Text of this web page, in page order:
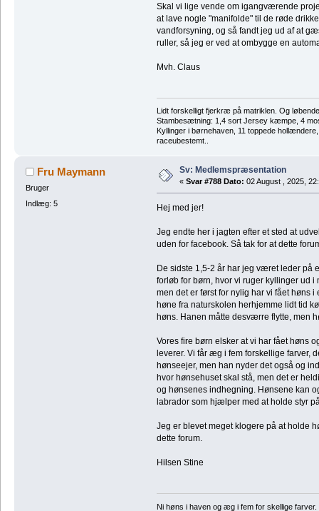
Skal vi lige vende om igangværende
at lave nogle "manifolde" til de røde
vandforsyning, og så fandt jeg ud af at
ruller, så jeg er ved at ombygge en
Mvh. Claus
Lidt forskelligt fjerkræ på matriklen. Og
Stambesætning: 1,4 sort Jersey kæmpe, 4
Kyllinger i børnehaven, 11 toppede
raceubestemt..
Fru Maymann
Bruger
Indlæg: 5
Sv: Medlemspræsentation
« Svar #788 Dato: 02 August , 2025,
Hej med jer!
Jeg endte her i jagten efter et sted at
uden for facebook. Så tak for at dette
De sidste 1,5-2 år har jeg været leder på
forløb for børn, hvor vi ruger kyllinger ud
men det er først for nylig har vi fået høns
høne fra naturskolen herhjemme lidt tid
høns. Hanen måtte desværre flytte, men
Vores fire børn elsker at vi har fået høns
leverer. Vi får æg i fem forskellige farver,
hønseejer, men han nyder det også og
hvor hønsehuset skal stå, men det er
og hønsenes indhegning. Hønsene kan
labrador som hjælper med at holde styr
Jeg er blevet meget klogere på at holde
dette forum.
Hilsen Stine
Ni høns i haven og æg i fem for skellige